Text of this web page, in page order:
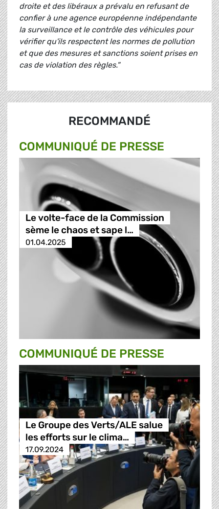
droite et des libéraux a prévalu en refusant de
confier à une agence européenne indépendante
la surveillance et le contrôle des véhicules pour
vérifier qu'ils respectent les normes de pollution
et que des mesures et sanctions soient prises en
cas de violation des règles."
RECOMMANDÉ
COMMUNIQUÉ DE PRESSE
Le volte-face de la Commission
sème le chaos et sape l…
01.04.2025
COMMUNIQUÉ DE PRESSE
Le Groupe des Verts/ALE salue
les efforts sur le clima…
17.09.2024